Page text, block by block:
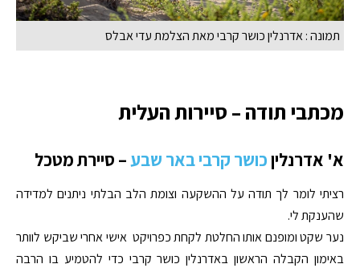
תמונה : אדרנלין כושר קרבי מאת הצלמת עדי אבלס
מכתבי תודה – סיירות העלית
א' אדרנליןכושר קרבי באר שבע– סיירת מטכל
רציתי לומר לך תודה על ההשקעה וצומת הלב הבלתי ניתנים למדידה
שהענקת לי.
נער שקט ומופנם אותו החלטת לקחת כפרויקט אישי אחרי שביקש לוותר
באימון הקבלה הראשון באדרנלין כושר קרבי כדי להטמיע בו הרבה